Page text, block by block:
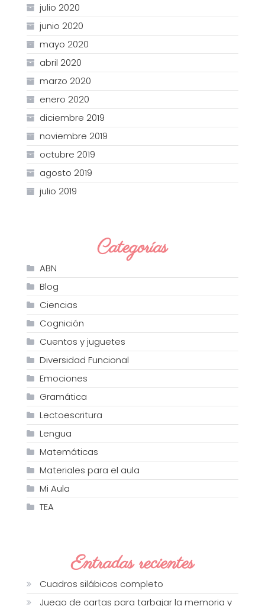
julio 2020
junio 2020
mayo 2020
abril 2020
marzo 2020
enero 2020
diciembre 2019
noviembre 2019
octubre 2019
agosto 2019
julio 2019
Categorías
ABN
Blog
Ciencias
Cognición
Cuentos y juguetes
Diversidad Funcional
Emociones
Gramática
Lectoescritura
Lengua
Matemáticas
Materiales para el aula
Mi Aula
TEA
Entradas recientes
Cuadros silábicos completo
Juego de cartas para tarbajar la memoria y